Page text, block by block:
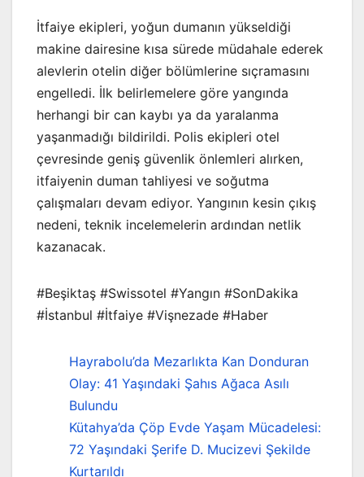
İtfaiye ekipleri, yoğun dumanın yükseldiği
makine dairesine kısa sürede müdahale ederek
alevlerin otelin diğer bölümlerine sıçramasını
engelledi. İlk belirlemelere göre yangında
herhangi bir can kaybı ya da yaralanma
yaşanmadığı bildirildi. Polis ekipleri otel
çevresinde geniş güvenlik önlemleri alırken,
itfaiyenin duman tahliyesi ve soğutma
çalışmaları devam ediyor. Yangının kesin çıkış
nedeni, teknik incelemelerin ardından netlik
kazanacak.
#Beşiktaş #Swissotel #Yangın #SonDakika
#İstanbul #İtfaiye #Vişnezade #Haber
Hayrabolu’da Mezarlıkta Kan Donduran
Olay: 41 Yaşındaki Şahıs Ağaca Asılı
Bulundu
Kütahya’da Çöp Evde Yaşam Mücadelesi:
72 Yaşındaki Şerife D. Mucizevi Şekilde
Kurtarıldı